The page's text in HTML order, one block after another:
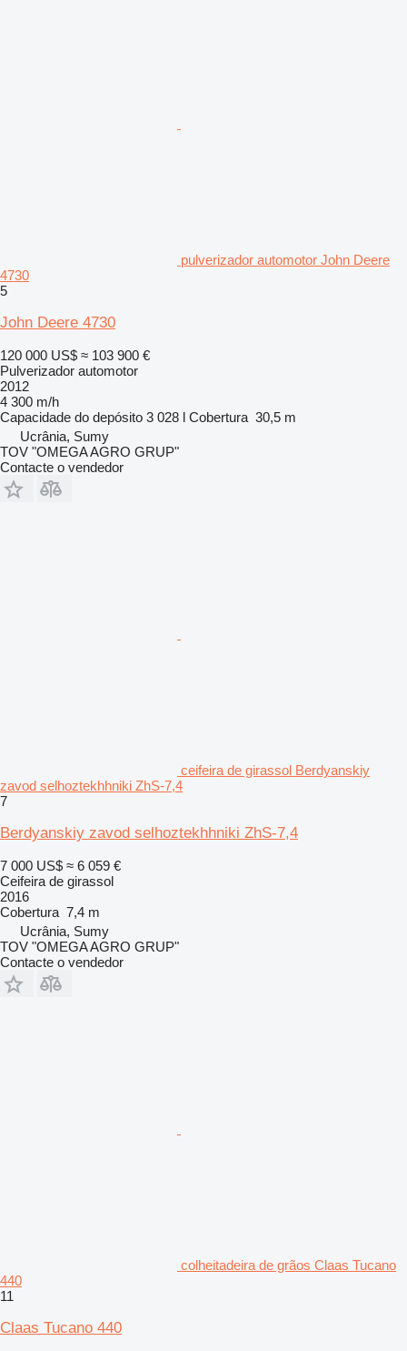
pulverizador automotor John Deere
4730
5
John Deere 4730
120 000 US$ ≈ 103 900 €
Pulverizador automotor
2012
4 300 m/h
Capacidade do depósito 3 028 l Cobertura 30,5 m
Ucrânia, Sumy
TOV "OMEGA AGRO GRUP"
Contacte o vendedor
ceifeira de girassol Berdyanskiy
zavod selhoztekhhniki ZhS-7,4
7
Berdyanskiy zavod selhoztekhhniki ZhS-7,4
7 000 US$ ≈ 6 059 €
Ceifeira de girassol
2016
Cobertura 7,4 m
Ucrânia, Sumy
TOV "OMEGA AGRO GRUP"
Contacte o vendedor
colheitadeira de grãos Claas Tucano
440
11
Claas Tucano 440